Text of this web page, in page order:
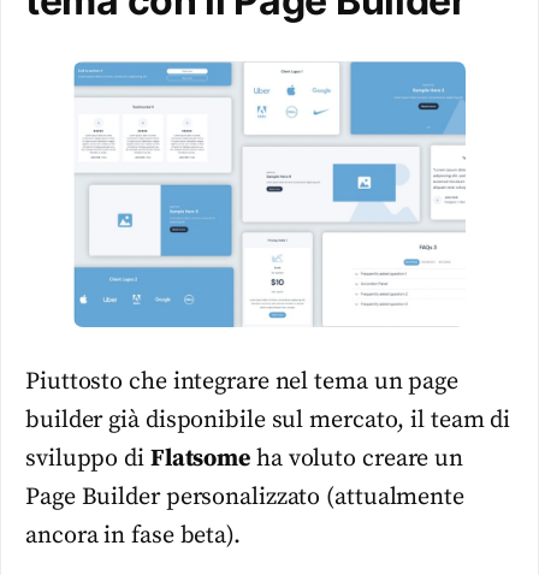
Piuttosto che integrare nel tema un page
builder già disponibile sul mercato, il team di
sviluppo di Flatsome ha voluto creare un
Page Builder personalizzato (attualmente
ancora in fase beta).